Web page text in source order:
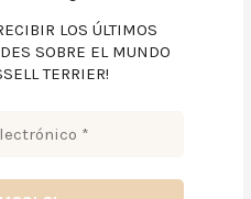
LOS ÚLTIMOS
SOBRE EL MUNDO
TERRIER!